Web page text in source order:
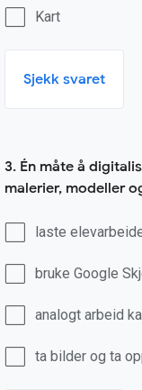
Kart
Sjekk svaret
3. Én måte å
malerier, modeller
laste
bruke Google
analogt arbeid
ta bilder og ta